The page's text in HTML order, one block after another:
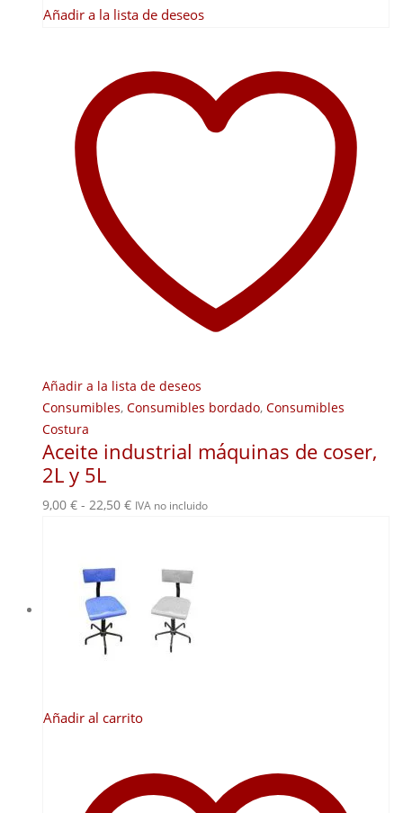
Añadir a la lista de deseos
Añadir a la lista de deseos
Consumibles, Consumibles bordado, Consumibles
Costura
Aceite industrial máquinas de coser,
2L y 5L
9,00 € - 22,50 €Rango
desde
hasta
22,50 €
IVA no incluido
Añadir al carrito